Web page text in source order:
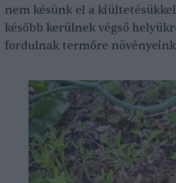
nem késünk el a
később kerülnek végső
fordulnak termőre